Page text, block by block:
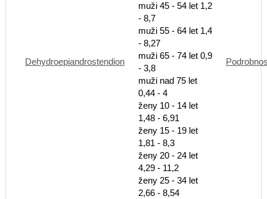
Dehydroepiandrostendion
muži 45 - 54 let 1,2
- 8,7
muži 55 - 64 let 1,4
- 8,27
muži 65 - 74 let 0,9
- 3,8
muži nad 75 let
0,44 - 4
ženy 10 - 14 let
1,48 - 6,91
ženy 15 - 19 let
1,81 - 8,3
ženy 20 - 24 let
4,29 - 11,2
ženy 25 - 34 let
2,66 - 8,54